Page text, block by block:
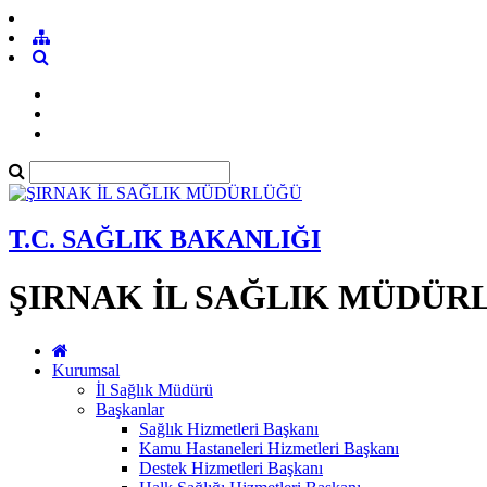
T.C. SAĞLIK BAKANLIĞI
ŞIRNAK İL SAĞLIK
Kurumsal
İl Sağlık Müdürü
Başkanlar
Sağlık Hizmetleri Başkanı
Kamu Hastaneleri Hizmetleri Başkanı
Destek Hizmetleri Başkanı